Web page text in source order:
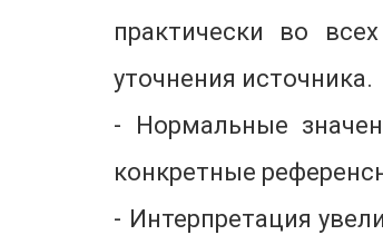
практически во
уточнения источника.
- Нормальные
конкретные
- Интерпретация